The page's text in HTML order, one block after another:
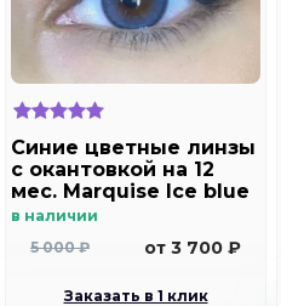
Синие цветные линзы
c окантовкой на 12
мес. Marquise Ice blue
в наличии
5 000 ₽
от 3 700 ₽
Заказать в 1 клик